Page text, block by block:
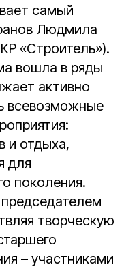
самый
Людмила
«Строитель»).
вошла в ряды
активно
всевозможные
и отдыха,
для
поколения.
творческую
– участниками